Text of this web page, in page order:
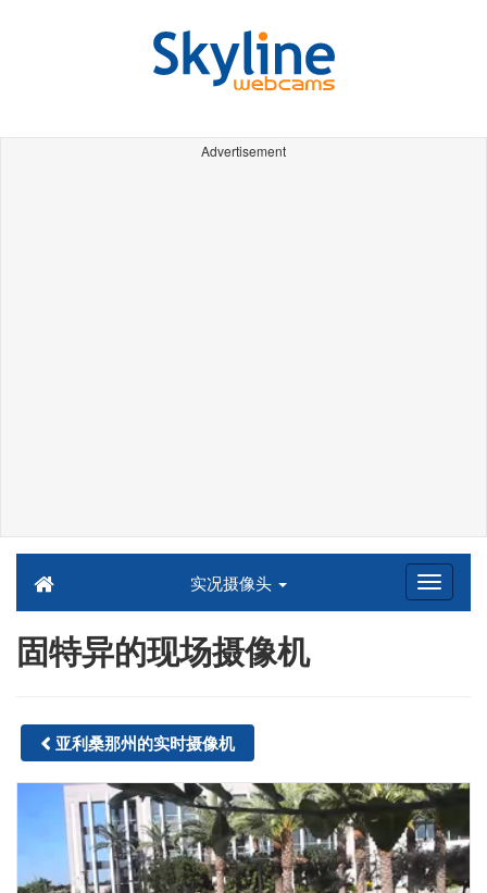
Advertisement
实况摄像头
固特异的现场摄像机
亚利桑那州的实时摄像机